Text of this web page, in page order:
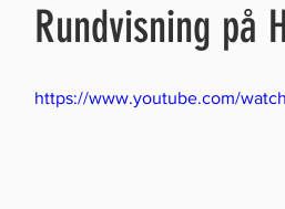
Rundvisning på
https://www.youtube.com/